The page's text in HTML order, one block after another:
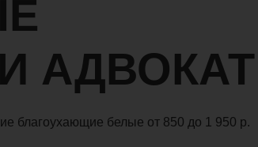
АДВОКАТ
благоухающие белые от 850 до 1 950 р.